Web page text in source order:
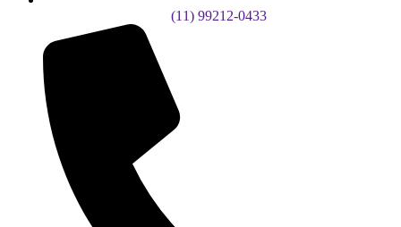
(11) 99212-0433